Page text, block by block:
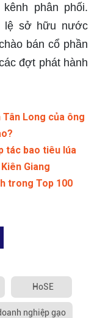
phân phối.
lệ sở hữu nước
bán cổ phần
đợt phát hành
Long của ông
tác bao tiêu lúa
Giang
trong Top 100
HoSE
nghiệp gạo